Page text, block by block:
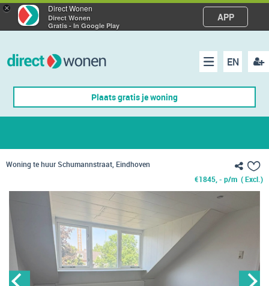
× Direct Wonen
Direct Wonen
Gratis - In Google Play
APP
EN
Menu
Plaats gratis je woning
Woning te huur Schumannstraat, Eindhoven
€1845, - p/m ( Excl.)